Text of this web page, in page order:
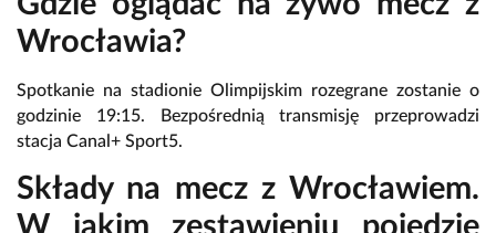
Wrocławia?
Spotkanie na stadionie Olimpijskim rozegrane zostanie o
godzinie 19:15. Bezpośrednią transmisję przeprowadzi
stacja Canal+ Sport5.
Składy na mecz z Wrocławiem.